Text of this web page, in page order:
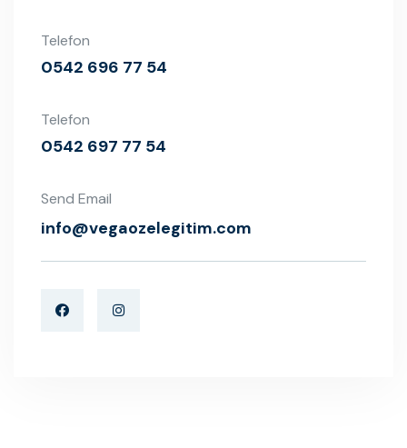
Telefon
0542 696 77 54
Telefon
0542 697 77 54
Send Email
info@vegaozelegitim.com